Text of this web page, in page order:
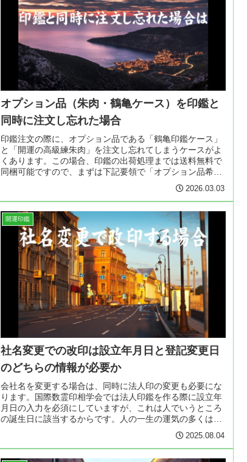
オプション品（朱肉・鶴亀ケース）を印鑑と
同時に注文し忘れた場合
印鑑注文の際に、オプション品である「鶴亀印鑑ケース」
と「開運の高級練朱肉」を注文し忘れてしまうケースがよ
くあります。この場合、印鑑の出荷処理までは送料無料で
同梱可能ですので、まずは下記要領で「オプション品希
2026.03.03
開運印鑑
社名変更での改印は設立年月日と登記変更日
のどちらの情報が必要か
会社名を変更する場合は、同時に法人印の変更も必要にな
ります。国際数霊印相学会では法人印鑑を作る際に設立年
月日の入力を必須にしていますが、これは人でいうところ
の誕生日に該当するからです。人の一生の運気の多くは誕
2025.08.04